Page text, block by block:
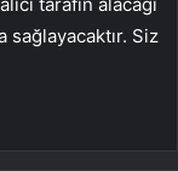
sağlayacaktır. Siz